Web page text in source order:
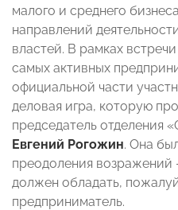
малого и среднего
направлений
властей. В рамках
самых активных
официальной части
деловая игра, которую
председатель
Евгений Рогожин. Она
преодоления
должен обладать,
предприниматель.